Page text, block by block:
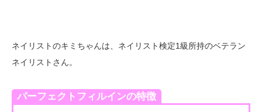
ネイリストのキミちゃんは、ネイリスト検定1級所持のベテラン
ネイリストさん。
パーフェクトフィルインの特徴